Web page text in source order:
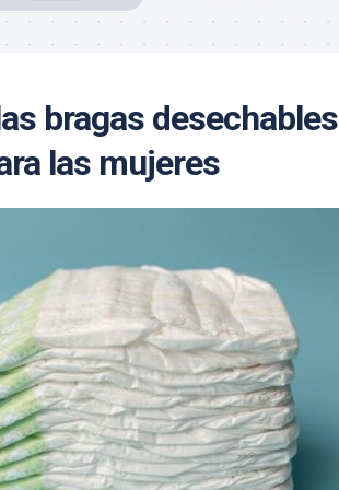
bragas desechables
las mujeres